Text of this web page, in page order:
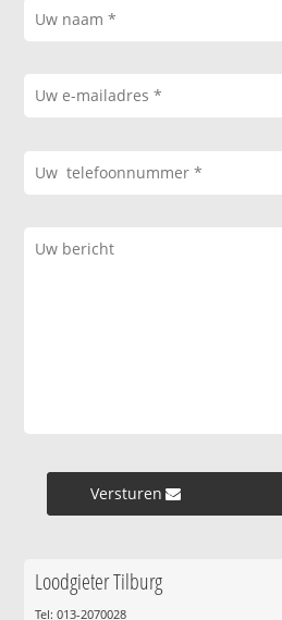
Versturen »
Loodgieter Tilburg
Tel: 013-2070028